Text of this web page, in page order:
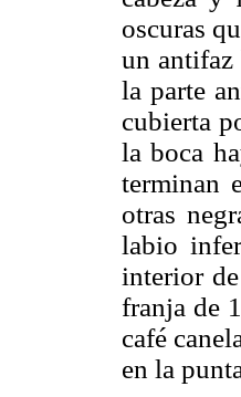
oscuras
un antifaz
la parte
cubierta
la boca
terminan
otras
labio
interior
franja de
café
en la